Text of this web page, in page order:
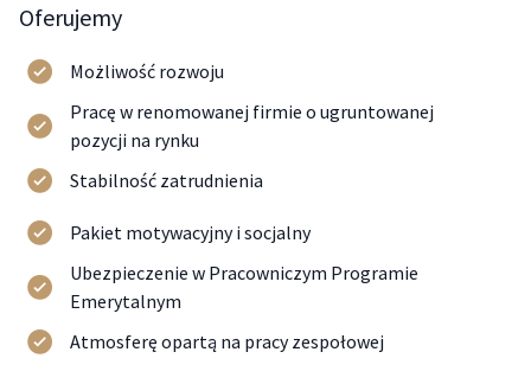
Oferujemy
Możliwość rozwoju
Pracę w renomowanej firmie o ugruntowanej
pozycji na rynku
Stabilność zatrudnienia
Pakiet motywacyjny i socjalny
Ubezpieczenie w Pracowniczym Programie
Emerytalnym
Atmosferę opartą na pracy zespołowej